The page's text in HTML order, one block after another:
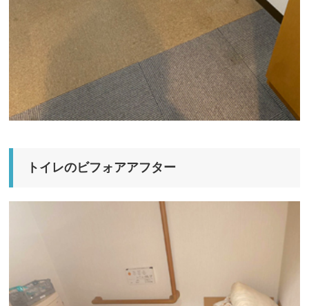
トイレのビフォアアフター